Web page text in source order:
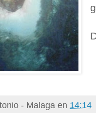
- Malaga en 14:14